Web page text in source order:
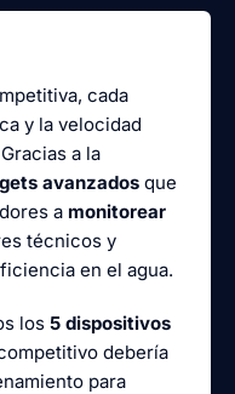
cada
y la velocidad
a la
avanzados que
a monitorear
técnicos y
en el agua.
los 5 dispositivos
debería
para